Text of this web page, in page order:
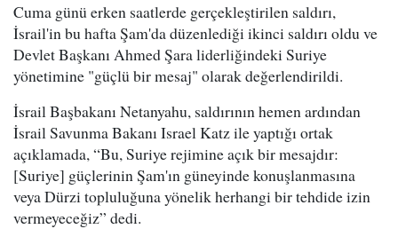
Cuma günü erken saatlerde gerçekleştirilen saldırı,
İsrail'in bu hafta Şam'da düzenlediği ikinci saldırı oldu ve
Devlet Başkanı Ahmed Şara liderliğindeki Suriye
yönetimine "güçlü bir mesaj" olarak değerlendirildi.
İsrail Başbakanı Netanyahu, saldırının hemen ardından
İsrail Savunma Bakanı Israel Katz ile yaptığı ortak
açıklamada, “Bu, Suriye rejimine açık bir mesajdır:
[Suriye] güçlerinin Şam'ın güneyinde konuşlanmasına
veya Dürzi topluluğuna yönelik herhangi bir tehdide izin
vermeyeceğiz” dedi.